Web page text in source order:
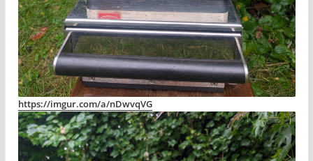
https://imgur.com/a/nDwvqVG